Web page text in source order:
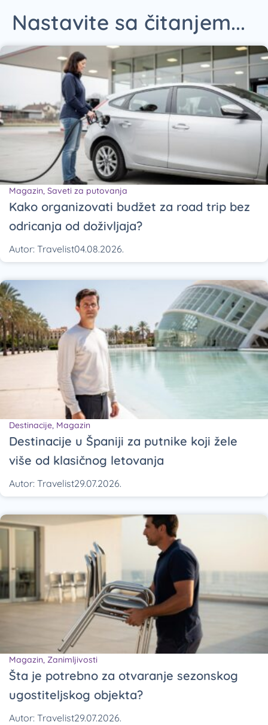
Nastavite sa čitanjem...
Magazin, Saveti za putovanja
Kako organizovati budžet za road trip bez
odricanja od doživljaja?
Autor: Travelist04.08.2026.
Destinacije, Magazin
Destinacije u Španiji za putnike koji žele
više od klasičnog letovanja
Autor: Travelist29.07.2026.
Magazin, Zanimljivosti
Šta je potrebno za otvaranje sezonskog
ugostiteljskog objekta?
Autor: Travelist29.07.2026.